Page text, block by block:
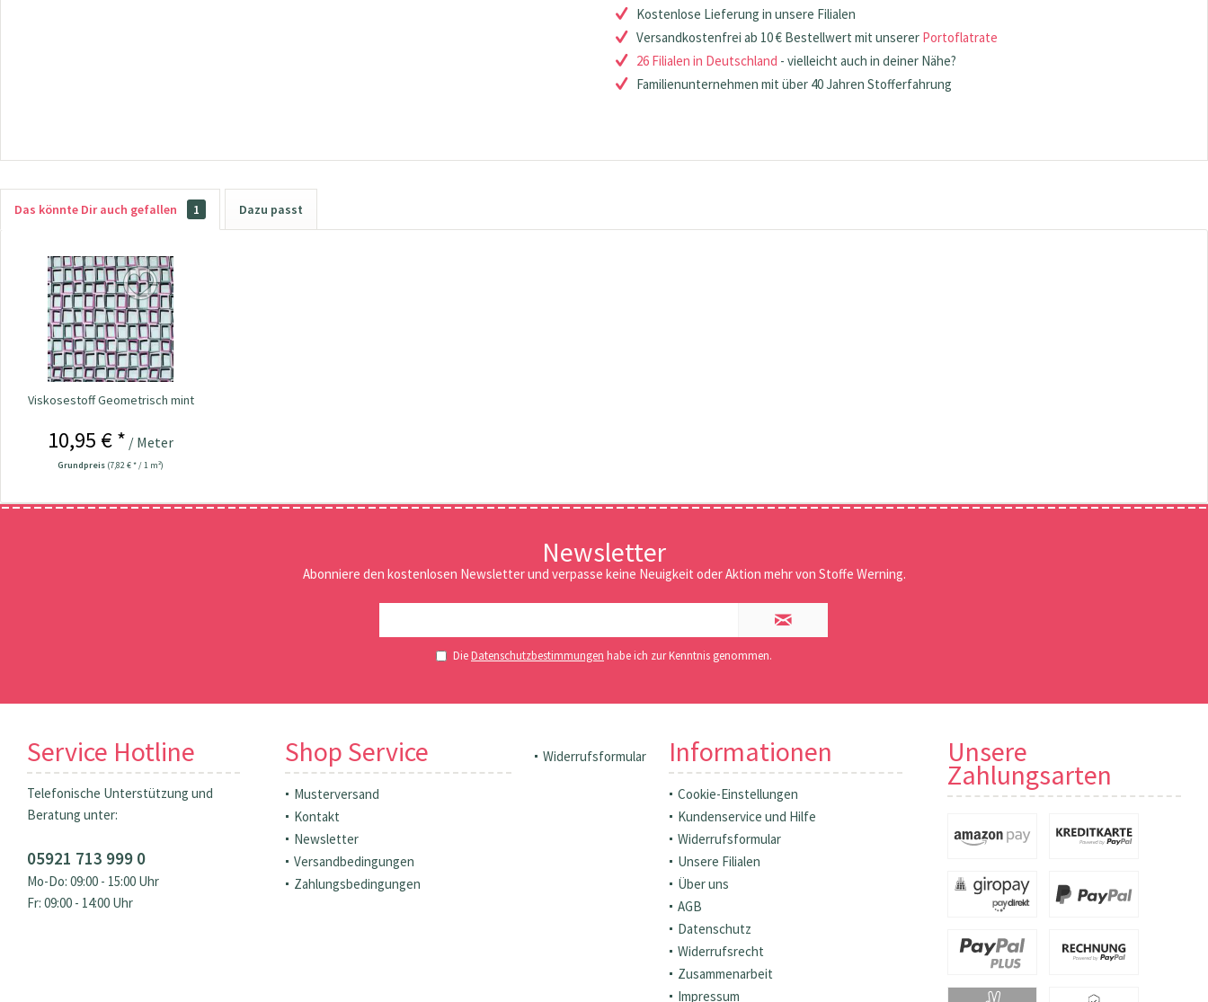
Kostenlose Lieferung in unsere Filialen
Versandkostenfrei ab 10 € Bestellwert mit unserer Portoflatrate
26 Filialen in Deutschland - vielleicht auch in deiner Nähe?
Familienunternehmen mit über 40 Jahren Stofferfahrung
Das könnte Dir auch gefallen 1 Dazu passt
Viskosestoff Geometrisch mint
10,95 € * / Meter
Grundpreis (7,82 € * / 1 m²)
Newsletter
Abonniere den kostenlosen Newsletter und verpasse keine Neuigkeit oder Aktion mehr von Stoffe Werning.
DieDatenschutzbestimmungen habe ich zur Kenntnis genommen.
Service Hotline
Telefonische Unterstützung und
Beratung unter:
05921 713 999 0
Mo-Do: 09:00 - 15:00 Uhr
Fr: 09:00 - 14:00 Uhr
Shop Service
Musterversand
Kontakt
Newsletter
Versandbedingungen
Zahlungsbedingungen
Widerrufsformular Informationen
Cookie-Einstellungen
Kundenservice und Hilfe
Widerrufsformular
Unsere Filialen
Über uns
AGB
Datenschutz
Widerrufsrecht
Zusammenarbeit
Impressum
Unsere
Zahlungsarten